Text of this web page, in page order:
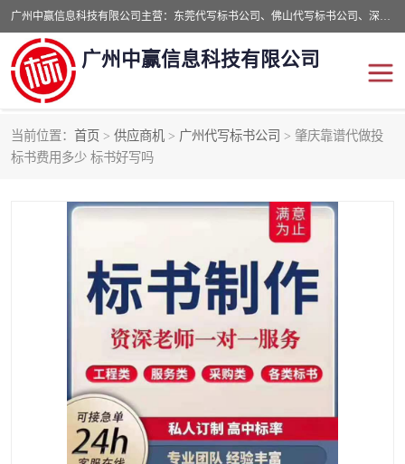
广州中赢信息科技有限公司主营：东莞代写标书公司、佛山代写标书公司、深圳代写标书公司等,食品类标书、工程类类标书,经验丰富的标书制作团队,24小时加急服务,多对一服务。
广州中赢信息科技有限公司
当前位置： 首页 > 供应商机 > 广州代写标书公司 > 肇庆靠谱代做投
标书费用多少 标书好写吗
东莞代写标书公司
深圳代写标书公司 广州代写标书公司